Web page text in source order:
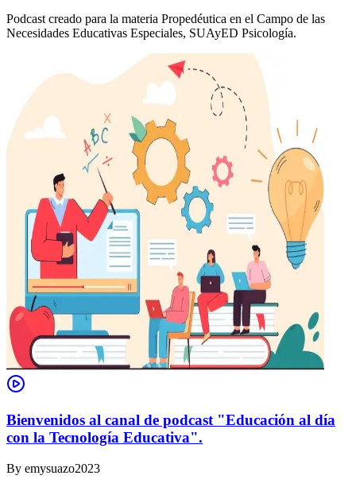
Podcast creado para la materia Propedéutica en el Campo de las
Necesidades Educativas Especiales, SUAyED Psicología.
Bienvenidos al canal de podcast "Educación al día
con la Tecnología Educativa".
By emysuazo2023